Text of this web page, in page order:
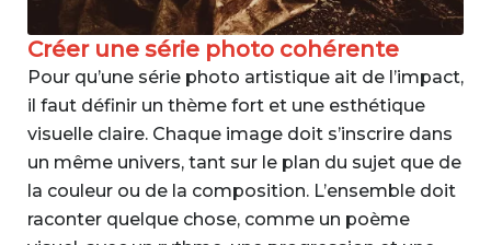
Créer une série photo cohérente
Pour qu’une série photo artistique ait de l’impact,
il faut définir un thème fort et une esthétique
visuelle claire. Chaque image doit s’inscrire dans
un même univers, tant sur le plan du sujet que de
la couleur ou de la composition. L’ensemble doit
raconter quelque chose, comme un poème